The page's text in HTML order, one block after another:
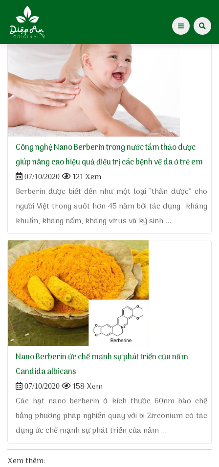
Giới thiệu Dược Khoa
Giới thiệu
Kiến thức cho mẹ
Tạp chí Diệp An Nhi
Tin tức
Điểm mua hàng
Home»
Công nghệ Nano Berberin trong nước tắm thảo dược
giúp nâng cao hiệu quả điều trị các bệnh về da ở trẻ em
07/10/2020
121 Xem
Berberin được biết đến như một loại “thần dược” cho
người Việt trong suốt hơn 45 năm bởi tác dụng kháng
khuẩn, kháng nấm, kháng virus và ký sinh ...
Nano Berberin ức chế mạnh sự phát triển của nấm
Candida albicans
07/10/2020
158 Xem
Các hạt nano berberin ở kích thước 60nm bào chế
bằng phương pháp nghiền quay với bi Zirconium có tác
dụng ức chế mạnh sự phát triển của nấm ...
Xem thêm: